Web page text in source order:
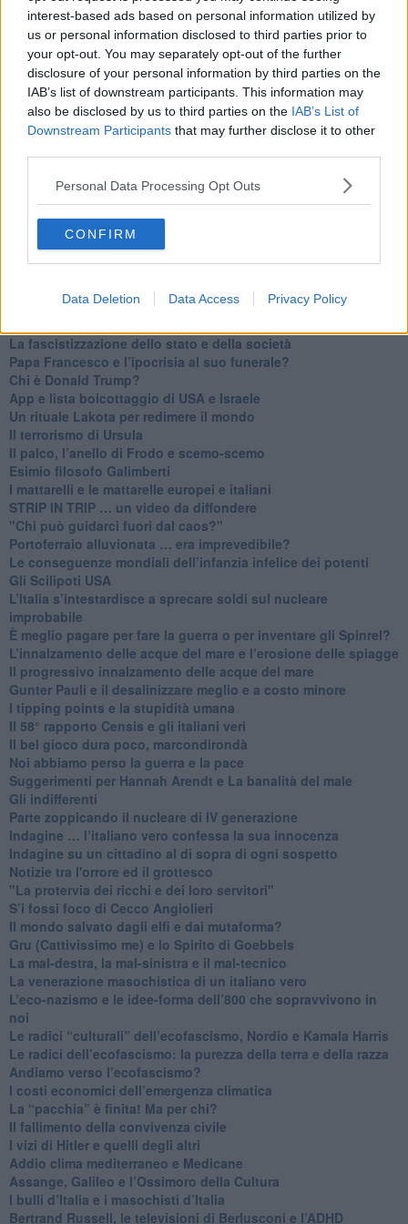
interest-based ads based on personal information utilized by
us or personal information disclosed to third parties prior to
your opt-out. You may separately opt-out of the further
disclosure of your personal information by third parties on the
IAB’s list of downstream participants. This information may
also be disclosed by us to third parties on the IAB’s List of
Downstream Participants that may further disclose it to other
Personal Data Processing Opt Outs
CONFIRM
Data Deletion Data Access Privacy Policy
Il velleitarismo di Trump, dell’UE e di Darwin
​Karen Horney e il ponte sullo Stretto
​I bulli vanno isolati
L’invertebrata von der Leyen e il Lula-risk
Trump soffre, la Corte dell'Aia è viva
​Il Nobel per la pace a Trump o all’Albanese? Questo è il
problema!
​Alessandro Orsini e la tetrade oscura del sionismo
​Hilsenrath e le 9 omotipie tra Nazismo, Sionismo e
Americanismo" (4^ parte)
​Il terrore di Netanyahu e la strategia della tensione
Il mito della democratica Israele (prima parte)
​Finale di partita?
​Il voto del referendum e i due genocidi
Il decreto il-libertà e in-sicurezza
Tu vuo’ fa l’americano con la legge spara-tutto!
La poesia contro gli orrori di CISL, Governo e sionisti
​La fascistizzazione dello stato e della società
Papa Francesco e l’ipocrisia al suo funerale?
​Chi è Donald Trump?
App e lista boicottaggio di USA e Israele
​Un rituale Lakota per redimere il mondo
Il terrorismo di Ursula
​Il palco, l’anello di Frodo e scemo-scemo
Esimio filosofo Galimberti
​I mattarelli e le mattarelle europei e italiani
​STRIP IN TRIP … un video da diffondere
"Chi può guidarci fuori dal caos?"
​Portoferraio alluvionata … era imprevedibile?
Le conseguenze mondiali dell’infanzia infelice dei potenti
​Gli Scilipoti USA
L’Italia s’intestardisce a sprecare soldi sul nucleare
improbabile
È meglio pagare per fare la guerra o per inventare gli Spinrel?
​L’innalzamento delle acque del mare e l’erosione delle spiagge
​Il progressivo innalzamento delle acque del mare
​Gunter Pauli e il desalinizzare meglio e a costo minore
I tipping points e la stupidità umana
​Il 58° rapporto Censis e gli italiani veri
​Il bel gioco dura poco, marcondirondà
Noi abbiamo perso la guerra e la pace
Suggerimenti per Hannah Arendt e La banalità del male
​Gli indifferenti
Parte zoppicando il nucleare di IV generazione
​Indagine … l’italiano vero confessa la sua innocenza
Indagine su un cittadino al di sopra di ogni sospetto
Notizie tra l'orrore ed il grottesco
"La protervia dei ricchi e dei loro servitori"
S’i fossi foco di Cecco Angiolieri
​Il mondo salvato dagli elfi e dai mutaforma?
Gru (Cattivissimo me) e lo Spirito di Goebbels
​La mal-destra, la mal-sinistra e il mal-tecnico
​La venerazione masochistica di un italiano vero
​L’eco-nazismo e le idee-forma dell’800 che sopravvivono in
noi
​Le radici “culturali” dell’ecofascismo, Nordio e Kamala Harris
Le radici dell’ecofascismo: la purezza della terra e della razza
Andiamo verso l’ecofascismo?
I costi economici dell’emergenza climatica
​La “pacchia” è finita! Ma per chi?
​Il fallimento della convivenza civile
​I vizi di Hitler e quelli degli altri
Addio clima mediterraneo e Medicane
​Assange, Galileo e l’Ossimoro della Cultura
​I bulli d’Italia e i masochisti d’Italia
​Bertrand Russell, le televisioni di Berlusconi e l’ADHD